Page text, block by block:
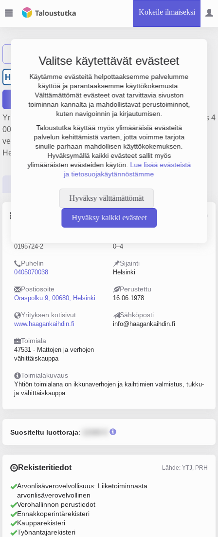
Kokeile ilmaiseksi
Valitse käytettävät evästeet
Käytämme evästeitä helpottaaksemme palvelumme
käyttöä ja parantaaksemme käyttökokemusta.
Välttämättömät evästeet ovat tarvittavia sivuston
toiminnan kannalta ja mahdollistavat perustoiminnot,
kuten navigoinnin ja kirjautumisen.
Taloustutka käyttää myös ylimääräisiä evästeitä
palvelun kehittämistä varten, jotta voimme tarjota
sinulle parhaan mahdollisen käyttökokemuksen.
Hyväksymällä kaikki evästeet sallit myös
ylimääräisten evästeiden käytön. Lue lisää evästeistä
ja tietosuojakäytännöstämme
Hyväksy välttämättömät
Hyväksy kaikki evästeet
HK Haagan Kaihdin Oy
Raportit
Yrityksen Haagan Kaihdin Oy liikevaihto on 355 000 €, tulos 4
000 € ja henkilöstömäärä 2. Sen päätoimiala on Mattojen ja
verhojen vähittäiskauppa, perustamisvuosi 1978 ja sijainti
Helsinki. Yrityksen yhtiömuoto Osakeyhtiö (OY).
Lähde: YTJ, PRH, Traficom
0195724-2 0–4
Puhelin
0405070038
Sijainti
Helsinki
Postiosoite
Oraspolku 9, 00680, Helsinki
Perustettu
16.06.1978
Yrityksen kotisivut
www.haagankaihdin.fi
Sähköposti
info@haagankaihdin.fi
Toimiala
47531 - Mattojen ja verhojen
vähittäiskauppa
Toimialakuvaus
Yhtiön toimialana on ikkunaverhojen ja kaihtimien valmistus, tukku-
ja vähittäiskauppa.
Suositeltu luottoraja:
Rekisteritiedot Lähde: YTJ, PRH
Arvonlisäverovelvollisuus: Liiketoiminnasta
arvonlisäverovelvollinen
Verohallinnon perustiedot
Ennakkoperintärekisteri
Kaupparekisteri
Työnantajarekisteri